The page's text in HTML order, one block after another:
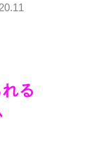
る